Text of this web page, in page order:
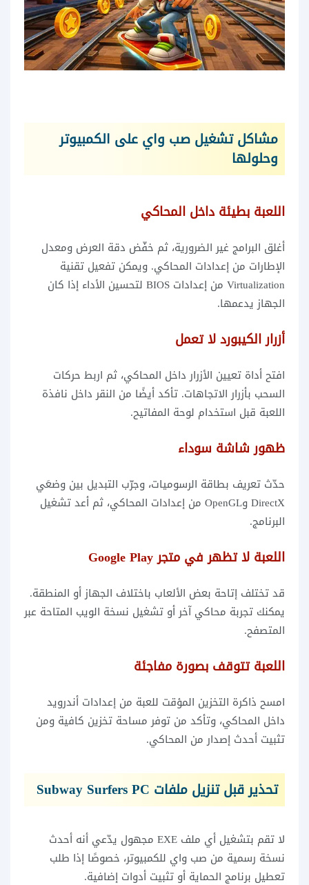
مشاكل تشغيل صب واي على الكمبيوتر
وحلولها
اللعبة بطيئة داخل المحاكي
أغلق البرامج غير الضرورية، ثم خفّض دقة العرض ومعدل
الإطارات من إعدادات المحاكي. ويمكن تفعيل تقنية
Virtualization من إعدادات BIOS لتحسين الأداء إذا كان
الجهاز يدعمها.
أزرار الكيبورد لا تعمل
افتح أداة تعيين الأزرار داخل المحاكي، ثم اربط حركات
السحب بأزرار الاتجاهات. تأكد أيضًا من النقر داخل نافذة
اللعبة قبل استخدام لوحة المفاتيح.
ظهور شاشة سوداء
حدّث تعريف بطاقة الرسوميات، وجرّب التبديل بين وضعَي
DirectX وOpenGL من إعدادات المحاكي، ثم أعد تشغيل
البرنامج.
اللعبة لا تظهر في متجر Google Play
قد تختلف إتاحة بعض الألعاب باختلاف الجهاز أو المنطقة.
يمكنك تجربة محاكي آخر أو تشغيل نسخة الويب المتاحة عبر
المتصفح.
اللعبة تتوقف بصورة مفاجئة
امسح ذاكرة التخزين المؤقت للعبة من إعدادات أندرويد
داخل المحاكي، وتأكد من توفر مساحة تخزين كافية ومن
تثبيت أحدث إصدار من المحاكي.
تحذير قبل تنزيل ملفات Subway Surfers PC
لا تقم بتشغيل أي ملف EXE مجهول يدّعي أنه أحدث
نسخة رسمية من صب واي للكمبيوتر، خصوصًا إذا طلب
تعطيل برنامج الحماية أو تثبيت أدوات إضافية.